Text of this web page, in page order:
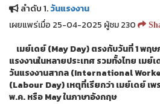
ลำดับ 1.วันแรงงาน
เผยแพร่เมื่อ 25-04-2025 ผู้ชม 230
เมย์เดย์ (May Day) ตรงกับวันที่ 1 พฤ
แรงงานในหลายประเทศ รวมทั้งไทย เม
วันแรงงานสากล (International
(Labour Day) เหตุที่เรียกว่า เมย์เดย์ เ
พ.ค. หรือ May ในภาษาอังกฤษ